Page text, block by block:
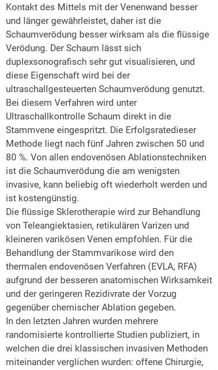
Kontakt des Mittels mit der Venenwand besser
und länger gewährleistet, daher ist die
Schaumverödung besser wirksam als die flüssige
Verödung. Der Schaum lässt sich
duplexsonografisch sehr gut visualisieren, und
diese Eigenschaft wird bei der
ultraschallgesteuerten Schaumverödung genutzt.
Bei diesem Verfahren wird unter
Ultraschallkontrolle Schaum direkt in die
Stammvene eingespritzt. Die Erfolgsratedieser
Methode liegt nach fünf Jahren zwischen 50 und
80 %. Von allen endovenösen Ablationstechniken
ist die Schaumverödung die am wenigsten
invasive, kann beliebig oft wiederholt werden und
ist kostengünstig.
Die flüssige Sklerotherapie wird zur Behandlung
von Teleangiektasien, retikulären Varizen und
kleineren varikösen Venen empfohlen. Für die
Behandlung der Stammvarikose wird den
thermalen endovenösen Verfahren (EVLA, RFA)
aufgrund der besseren anatomischen Wirksamkeit
und der geringeren Rezidivrate der Vorzug
gegenüber chemischer Ablation gegeben.
In den letzten Jahren wurden mehrere
randomisierte kontrollierte Studien publiziert, in
welchen die drei klassischen invasiven Methoden
miteinander verglichen wurden: offene Chirurgie,